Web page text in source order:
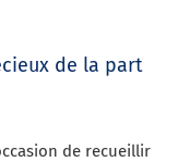
de la part
de recueillir